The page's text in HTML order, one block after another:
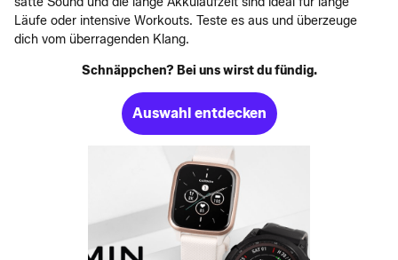
Läufe oder intensive Workouts. Teste es aus und überzeuge
dich vom überragenden Klang.
Schnäppchen? Bei uns wirst du fündig.
Auswahl entdecken